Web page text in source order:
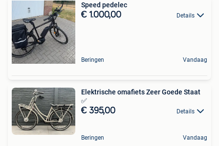
Speed pedelec
€ 1.000,00 Details
Beringen Vandaag
Elektrische omafiets Zeer Goede Staat
✅
€ 395,00 Details
Beringen Vandaag